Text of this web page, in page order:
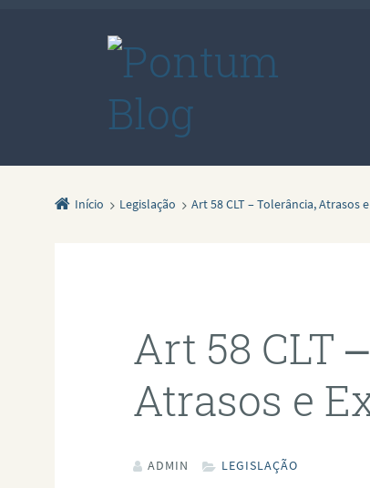
Início Legislação Art 58 CLT – Tolerância, Atrasos
Art 58 CLT
Atrasos e
ADMIN LEGISLAÇÃO